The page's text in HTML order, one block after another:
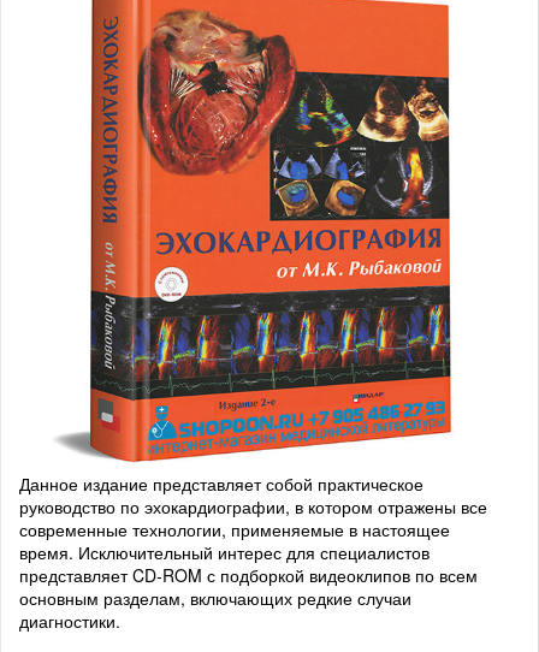
Данное издание представляет собой практическое
руководство по эхокардиографии, в котором отражены все
современные технологии, применяемые в настоящее
время. Исключительный интерес для специалистов
представляет CD-ROM с подборкой видеоклипов по всем
основным разделам, включающих редкие случаи
диагностики.